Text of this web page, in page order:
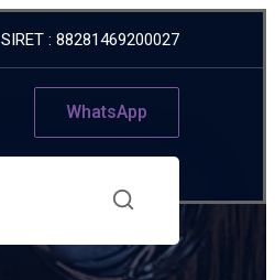
SIRET : 88281469200027
WhatsApp